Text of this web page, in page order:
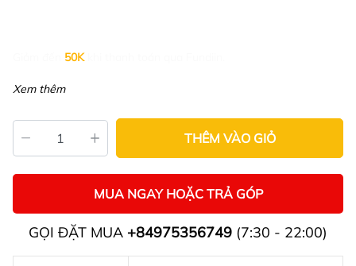
50K
Xem thêm
THÊM VÀO GIỎ
MUA NGAY HOẶC TRẢ GÓP
GỌI ĐẶT MUA +84975356749 (7:30 - 22:00)